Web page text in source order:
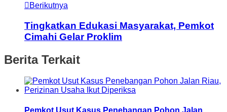
Berikutnya
Tingkatkan Edukasi Masyarakat, Pemkot
Cimahi Gelar Proklim
Berita Terkait
Pemkot Usut Kasus Penebangan Pohon Jalan